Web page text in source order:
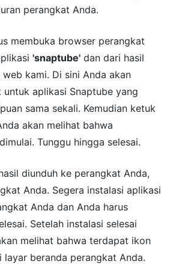
perangkat Anda.
membuka browser perangkat
'snaptube' dan dari hasil
kami. Di sini Anda akan
untuk aplikasi Snaptube yang
sama sekali. Kemudian ketuk
akan melihat bahwa
Tunggu hingga selesai.
diunduh ke perangkat Anda,
Anda. Segera instalasi aplikasi
Anda dan Anda harus
Setelah instalasi selesai
melihat bahwa terdapat ikon
layar beranda perangkat Anda.